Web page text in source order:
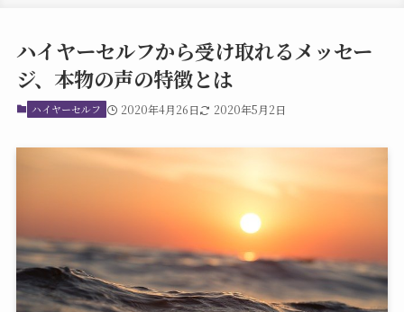
ハイヤーセルフから受け取れるメッセー
ジ、本物の声の特徴とは
ハイヤーセルフ 2020年4月26日 2020年5月2日